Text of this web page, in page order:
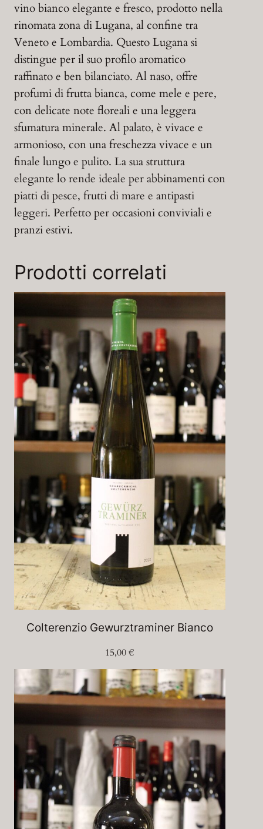
vino bianco elegante e fresco, prodotto nella
rinomata zona di Lugana, al confine tra
Veneto e Lombardia. Questo Lugana si
distingue per il suo profilo aromatico
raffinato e ben bilanciato. Al naso, offre
profumi di frutta bianca, come mele e pere,
con delicate note floreali e una leggera
sfumatura minerale. Al palato, è vivace e
armonioso, con una freschezza vivace e un
finale lungo e pulito. La sua struttura
elegante lo rende ideale per abbinamenti con
piatti di pesce, frutti di mare e antipasti
leggeri. Perfetto per occasioni conviviali e
pranzi estivi.
Prodotti correlati
Colterenzio Gewurztraminer Bianco
15,00€